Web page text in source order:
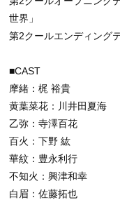
世界」
第2クールエンディング
■CAST
摩緒：梶 裕貴
黄葉菜花：川井田夏海
乙弥：寺澤百花
百火：下野 紘
華紋：豊永利行
不知火：興津和幸
白眉：佐藤拓也